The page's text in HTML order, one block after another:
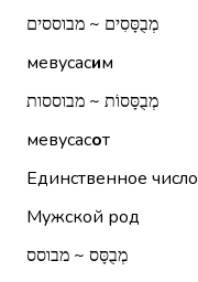
מְבֻסָּסִים ~ מבוססים
мевусасим
מְבֻסָּסוֹת ~ מבוססות
мевусасот
Единственное число
Мужской род
מְבֻסָּס ~ מבוסס